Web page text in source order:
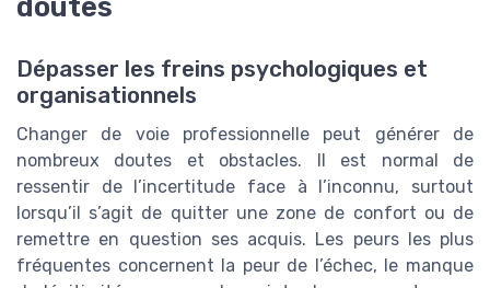
doutes
Dépasser les freins psychologiques et
organisationnels
Changer de voie professionnelle peut générer de
nombreux doutes et obstacles. Il est normal de
ressentir de l’incertitude face à l’inconnu, surtout
lorsqu’il s’agit de quitter une zone de confort ou de
remettre en question ses acquis. Les peurs les plus
fréquentes concernent la peur de l’échec, le manque